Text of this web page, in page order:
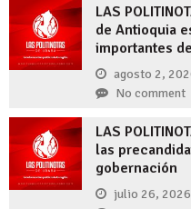
LAS
de Antioquia
importantes
agosto 2,
No comment
LAS
las
gobernación
julio 26, 2026